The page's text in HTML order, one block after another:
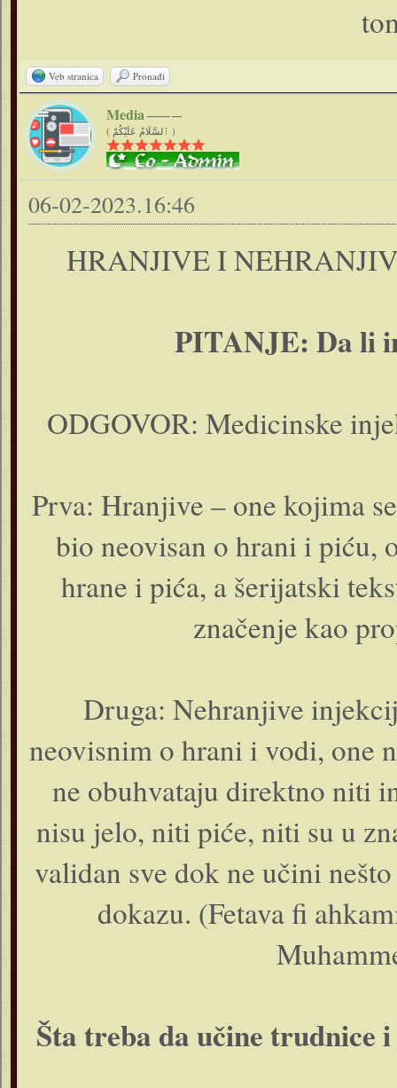
Veb stranica Pronađi
Media
( ٱلسَّلَامُ عَلَيْكُمْ )
06-02-2023.16:46
HRANJIVE I
PITANJE: Da li
ODGOVOR: Medicinske
Prva: Hranjive – one kojima
bio neovisan o hrani i piću,
hrane i pića, a šerijatski
značenje kao
Druga: Nehranjive
neovisnim o hrani i vodi, one
ne obuhvataju direktno niti
nisu jelo, niti piće, niti su u
validan sve dok ne učini
dokazu. (Fetava fi
Šta treba da učine trudnice